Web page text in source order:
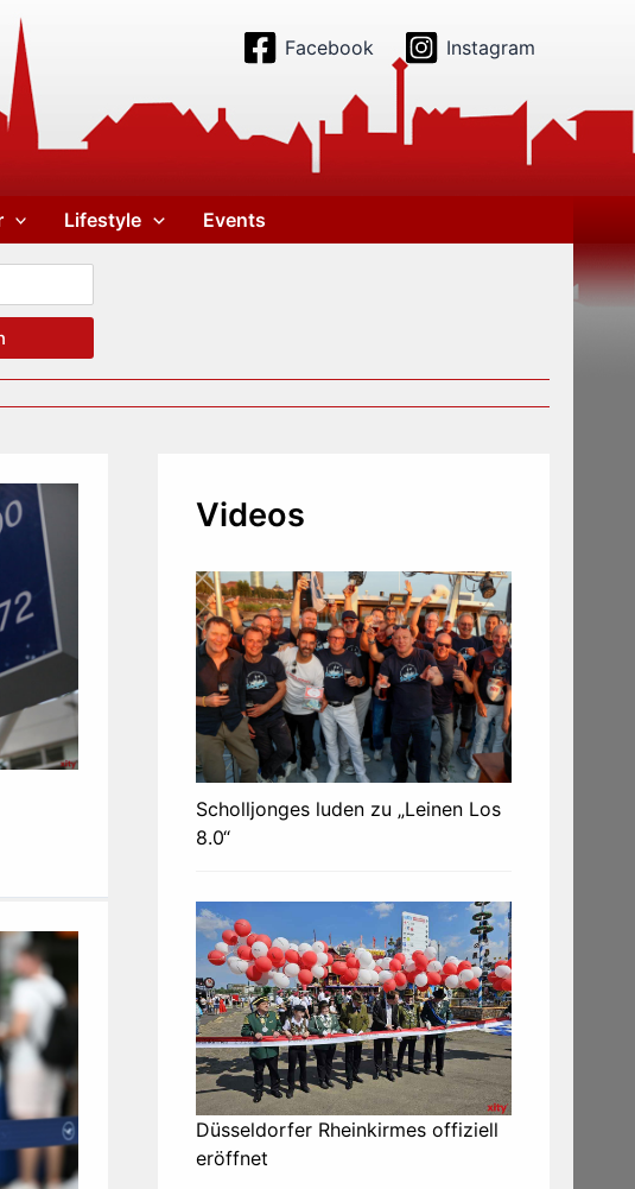
Facebook Instagram
Lifestyle Events
Videos
Scholljonges luden zu „Leinen Los
8.0“
Düsseldorfer Rheinkirmes offiziell
eröffnet